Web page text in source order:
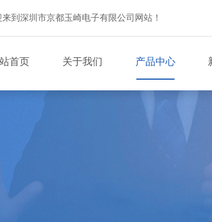
来到深圳市京都玉崎电子有限公司网站！
首页 关于我们 产品中心